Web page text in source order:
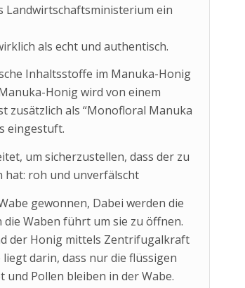
Landwirtschaftsministerium ein
als echt und authentisch.
Inhaltsstoffe im Manuka-Honig
Honig wird von einem
zusätzlich als “Monofloral Manuka
eingestuft.
um sicherzustellen, dass der zu
hat: roh und unverfälscht
gewonnen, Dabei werden die
die Waben führt um sie zu öffnen.
der Honig mittels Zentrifugalkraft
darin, dass nur die flüssigen
Pollen bleiben in der Wabe.